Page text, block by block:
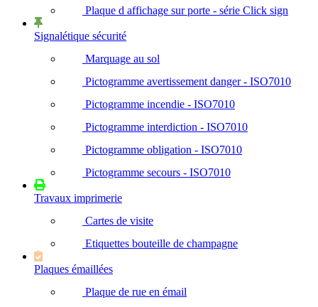
Plaque d affichage sur porte - série Click sign
Signalétique sécurité
Marquage au sol
Pictogramme avertissement danger - ISO7010
Pictogramme incendie - ISO7010
Pictogramme interdiction - ISO7010
Pictogramme obligation - ISO7010
Pictogramme secours - ISO7010
Travaux imprimerie
Cartes de visite
Etiquettes bouteille de champagne
Plaques émaillées
Plaque de rue en émail